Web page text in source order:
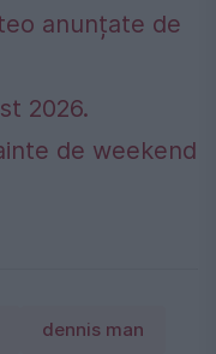
anunțate de
2026.
de weekend
dennis man